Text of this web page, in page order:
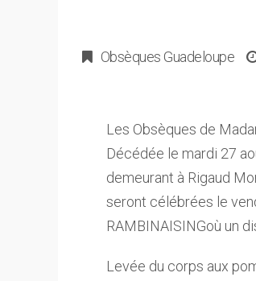
Obsèques Guadeloupe
Les Obsèques de
Décédée le mardi 27
demeurant à Rigaud
seront célébrées le
RAMBINAISINGoù un
Levée du corps aux